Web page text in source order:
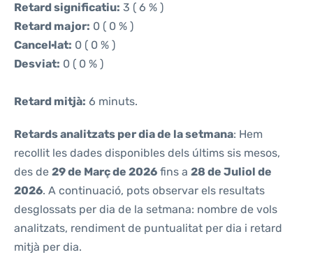
Retard significatiu: 3 ( 6 % )
Retard major: 0 ( 0 % )
Cancel·lat: 0 ( 0 % )
Desviat: 0 ( 0 % )
Retard mitjà: 6 minuts.
Retards analitzats per dia de la setmana: Hem
recollit les dades disponibles dels últims sis mesos,
des de 29 de Març de 2026 fins a 28 de Juliol de
2026. A continuació, pots observar els resultats
desglossats per dia de la setmana: nombre de vols
analitzats, rendiment de puntualitat per dia i retard
mitjà per dia.